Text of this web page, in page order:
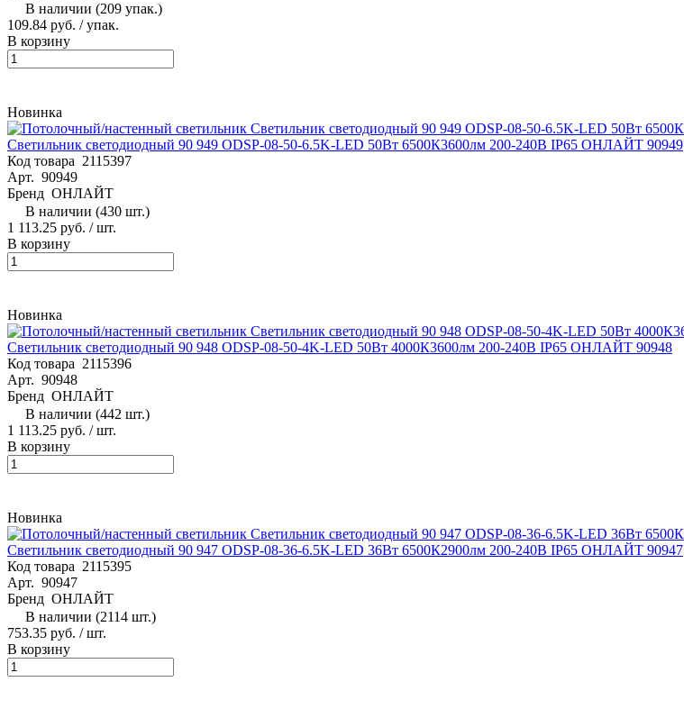
В наличии (209 упак.)
109.84 руб. / упак.
В корзину
Новинка
Светильник светодиодный 90 949 ODSP-08-50-6.5K-LED 50Вт 6500К3600лм 200-240B IP65 ОНЛАЙТ 90949
Код товара 2115397
Арт. 90949
Бренд ОНЛАЙТ
В наличии (430 шт.)
1 113.25 руб. / шт.
В корзину
Новинка
Светильник светодиодный 90 948 ODSP-08-50-4K-LED 50Вт 4000К3600лм 200-240B IP65 ОНЛАЙТ 90948
Код товара 2115396
Арт. 90948
Бренд ОНЛАЙТ
В наличии (442 шт.)
1 113.25 руб. / шт.
В корзину
Новинка
Светильник светодиодный 90 947 ODSP-08-36-6.5K-LED 36Вт 6500К2900лм 200-240B IP65 ОНЛАЙТ 90947
Код товара 2115395
Арт. 90947
Бренд ОНЛАЙТ
В наличии (2114 шт.)
753.35 руб. / шт.
В корзину